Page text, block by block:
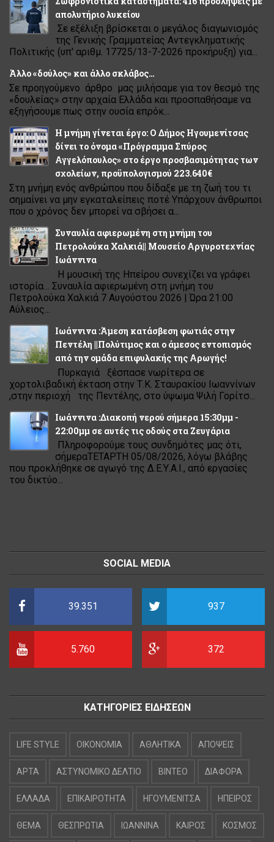
απολυτήριο λυκείου
Σε εξέλιξη βρίσκεται ο μεγάλος διαγωνισμός
της Γενικής Γραμματείας Αντεγκληματικής
Πολιτικής (υπ' αριθμ. 17725/13-7-2026 προκήρυξη) για...
Άλλο «δούλος» και άλλο σκλάβος…
Σε προηγούμενο άρθρο μας μιλήσαμε για τον θεσμό της
«δουλείας» στην αρχαία Ελλάδα και προσπαθήσαμε να
εξηγήσουμε πως στην ουσία επρόκ...
Η μνήμη γίνεται έργο: Ο Δήμος Ηγουμενίτσας
δίνει το όνομα «Πρόγραμμα Σπύρος
Αγγελόπουλος» στο έργο προσβασιμότητας των
σχολείων, προϋπολογισμού 223.640€
Στη μνήμη ενός ανθρώπου που δίδαξε με τη ζωή του τι
σημαίνει να μην εγκαταλείπεις ποτέ Υπάρχουν άνθρωποι
που ο χρόνος δεν μπορεί να σβήσει α...
Συναυλία αφιερωμένη στη μνήμη του
Πετρολούκα Χαλκιά|| Μουσείο Αργυροτεχνίας
Ιωάννινα
Η μουσική της Ηπείρου συνεχίζει να γράφει
ιστορία… Συναυλία αφιερωμένη στη μνήμη του
Πετρολούκα Χαλκιά 7 Αυγούστου 2026 | Ώρα 21:00
Αύλειος...
Ιωάννινα :Άμεση κατάσβεση φωτιάς στην
Πεντέλη ||Πολύτιμος και ο άμεσος εντοπισμός
από την ομάδα επιφυλακής της Αρωγής!
Πυρκαγιά ξέσπασε νωρίτερα σε
χορτολιβαδική έκταση στην Τ.Κ. Σταυρακίου Ιωαννίνων
,στην περιοχή της Πεντέλης, στο ύψωμα Ψιλή Γορίτσ...
Ιωάννινα :Διακοπή νερού σήμερα 15:30μμ -
22:00μμ σε αυτές τις οδούς στα Ζευγάρια
Πληροφορούμε τους συνδημότες μας ότι,
σήμεραΤΕΤΑΡΤΗ 05/08/2026, λόγω βλάβης
που προκλήθηκε σε αγωγό της Δ.Ε.Υ.Α.Ι., από εργασίες
του δικτύο...
SOCIAL MEDIA
39.351 937
5.760 372
ΚΑΤΗΓΟΡΙΕΣ ΕΙΔΗΣΕΩΝ
LIFE STYLE OIKONOMIA ΑΘΛΗΤΙΚΑ ΑΠΟΨΕΙΣ
ΑΡΤΑ ΑΣΤΥΝΟΜΙΚΟ ΔΕΛΤΙΟ ΒΙΝΤΕΟ ΔΙΑΦΟΡΑ
ΕΛΛΑΔΑ ΕΠΙΚΑΙΡΟΤΗΤΑ ΗΓΟΥΜΕΝΙΤΣΑ ΗΠΕΙΡΟΣ
ΘΕΜΑ ΘΕΣΠΡΩΤΙΑ ΙΩΑΝΝΙΝΑ ΚΑΙΡΟΣ ΚΟΣΜΟΣ